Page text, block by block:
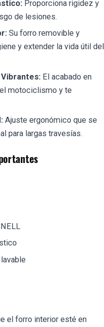
Proporciona rigidez y
de lesiones.
Su forro removible y
y extender la vida útil del
El acabado en
motociclismo y te
Ajuste ergonómico que se
para largas travesías.
el forro interior esté en